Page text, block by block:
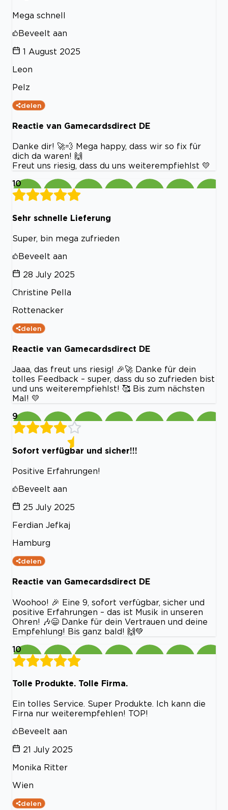
Mega schnell
Beveelt aan
1 August 2025
Leon
Pelz
delen
Reactie van Gamecardsdirect DE
Danke dir! 🚀💨 Mega happy, dass wir so fix für
dich da waren! 🙌
Freut uns riesig, dass du uns weiterempfiehlst 💛
10
Sehr schnelle Lieferung
Super, bin mega zufrieden
Beveelt aan
28 July 2025
Christine Pella
Rottenacker
delen
Reactie van Gamecardsdirect DE
Jaaa, das freut uns riesig! 🎉🚀 Danke für dein
tolles Feedback – super, dass du so zufrieden bist
und uns weiterempfiehlst! 🥰 Bis zum nächsten
Mal! 💛
9
Sofort verfügbar und sicher!!!
Positive Erfahrungen!
Beveelt aan
25 July 2025
Ferdian Jefkaj
Hamburg
delen
Reactie van Gamecardsdirect DE
Woohoo! 🎉 Eine 9, sofort verfügbar, sicher und
positive Erfahrungen – das ist Musik in unseren
Ohren! 🎶😄 Danke für dein Vertrauen und deine
Empfehlung! Bis ganz bald! 🙌💚
10
Tolle Produkte. Tolle Firma.
Ein tolles Service. Super Produkte. Ich kann die
Firna nur weiterempfehlen! TOP!
Beveelt aan
21 July 2025
Monika Ritter
Wien
delen